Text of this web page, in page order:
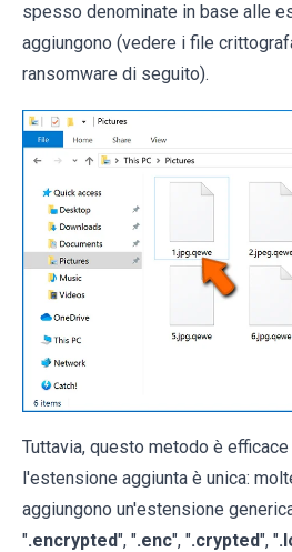
spesso denominate in base alle
aggiungono (vedere i file
ransomware di seguito).
Tuttavia, questo metodo è
l'estensione aggiunta è unica:
aggiungono un'estensione
".encrypted", ".enc", ".crypted", "